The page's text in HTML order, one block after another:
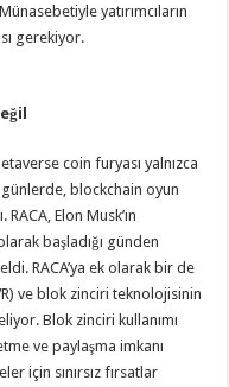
yatırımcıların
gerekiyor.
coin furyası yalnızca
blockchain oyun
Elon Musk’ın
başladığı günden
RACA’ya ek olarak bir de
ve blok zinciri teknolojisinin
Blok zinciri kullanımı
ve paylaşma imkanı
için sınırsız fırsatlar